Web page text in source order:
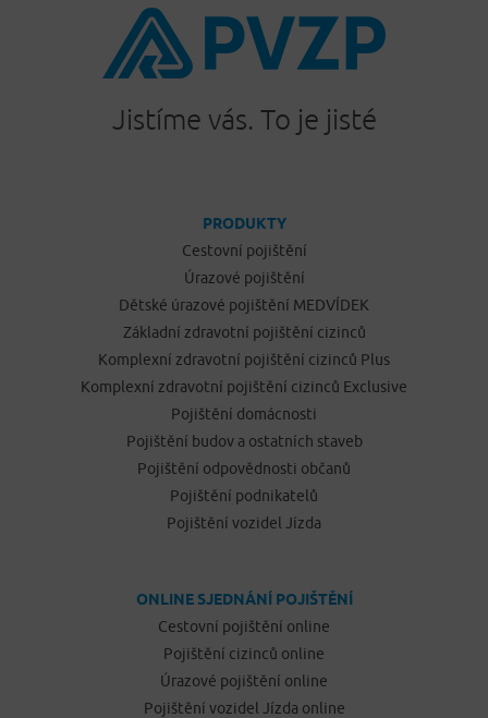
Jistíme vás. To je jisté
PRODUKTY
Cestovní pojištění
Úrazové pojištění
Dětské úrazové pojištění MEDVÍDEK
Základní zdravotní pojištění cizinců
Komplexní zdravotní pojištění cizinců Plus
Komplexní zdravotní pojištění cizinců Exclusive
Pojištění domácnosti
Pojištění budov a ostatních staveb
Pojištění odpovědnosti občanů
Pojištění podnikatelů
Pojištění vozidel Jízda
ONLINE SJEDNÁNÍ POJIŠTĚNÍ
Cestovní pojištění online
Pojištění cizinců online
Úrazové pojištění online
Pojištění vozidel Jízda online